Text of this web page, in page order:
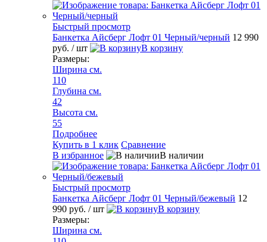
Быстрый просмотр
Банкетка Айсберг Лофт 01 Черный/черный 12 990
руб. / шт
В корзину
Размеры:
Ширина см.
110
Глубина см.
42
Высота см.
55
Подробнее
Купить в 1 клик Сравнение
В избранное
В наличии
Быстрый просмотр
Банкетка Айсберг Лофт 01 Черный/бежевый 12
990 руб. / шт
В корзину
Размеры:
Ширина см.